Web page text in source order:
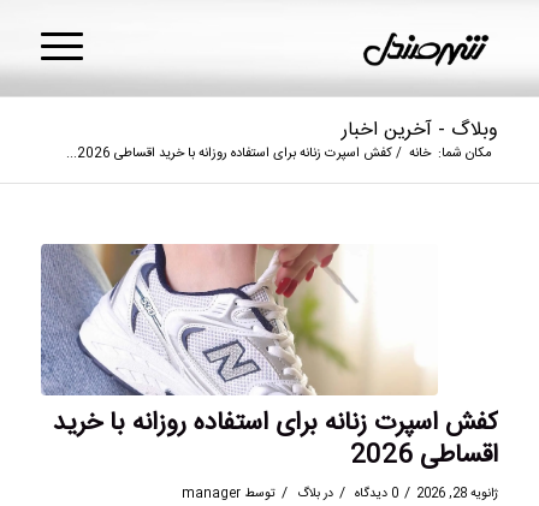
وبلاگ - آخرین اخبار
مکان شما: خانه /کفش اسپرت زنانه برای استفاده روزانه با خرید اقساطی 2026...
کفش اسپرت زنانه برای استفاده روزانه با خرید
اقساطی 2026
ژانویه 28, 2026 / 0 دیدگاه / دربلاگ / توسط manager